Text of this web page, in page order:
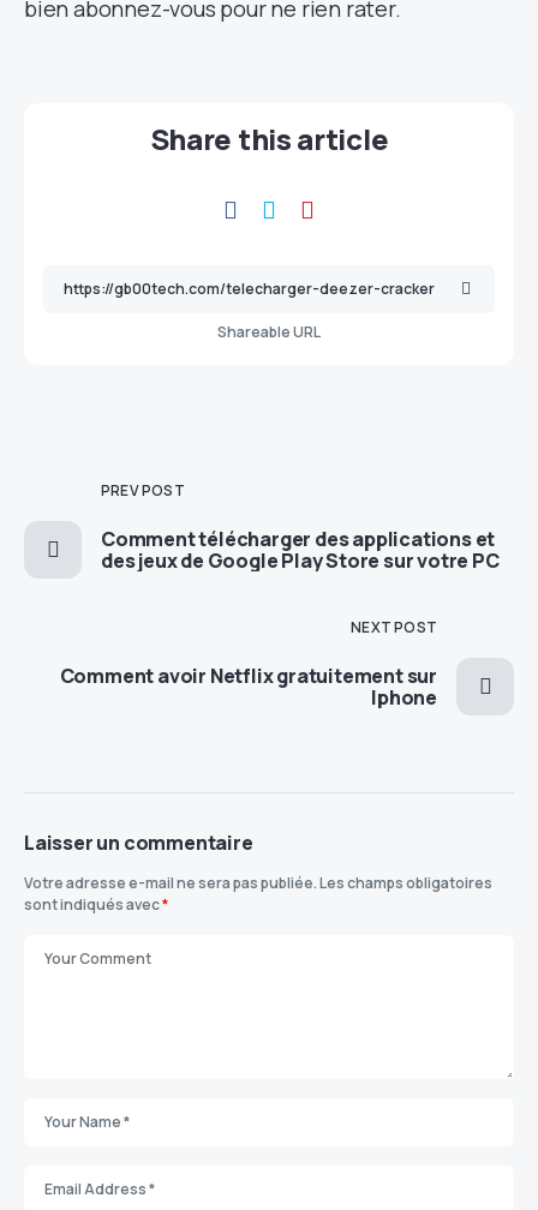
bien abonnez-vous pour ne rien rater.
Share this article
Shareable URL
PREV POST
Comment télécharger des applications et
des jeux de Google Play Store sur votre PC
NEXT POST
Comment avoir Netflix gratuitement sur
Iphone
Laisser un commentaire
Votre adresse e-mail ne sera pas publiée.Les champs obligatoires
sont indiqués avec*